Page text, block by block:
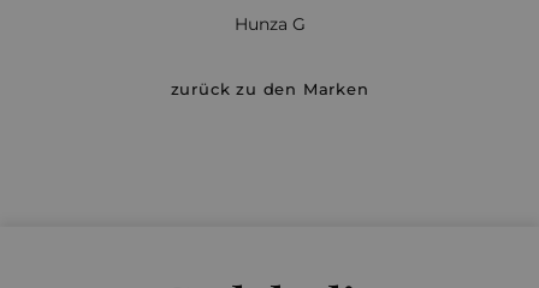
Hunza G
zurück zu den Marken